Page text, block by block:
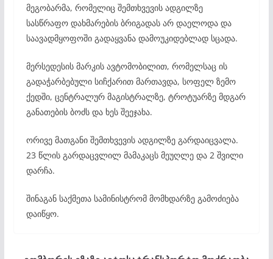
მეგობარმა, რომელიც შემთხვევის ადგილზე
სასწრაფო დახმარების ბრიგადას არ დაელოდა და
საავადმყოფოში გადაყვანა დამოუკიდებლად სცადა.
მერსედესის მარკის ავტომობილით, რომელსაც ის
გადაჭარბებული სიჩქარით მართავდა, სოფელ ზემო
ქედში, ცენტრალურ მაგისტრალზე, ტროტუარზე მდგარ
განათების ბოძს და ხეს შეეჯახა.
ორივე მათგანი შემთხვევის ადგილზე გარდაიცვალა.
23 წლის გარდაცვლილ მამაკაცს მეუღლე და 2 შვილი
დარჩა.
შინაგან საქმეთა სამინისტრომ მომხდარზე გამოძიება
დაიწყო.